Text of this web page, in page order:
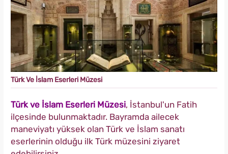
Türk Ve İslam Eserleri Müzesi
Türk ve İslam Eserleri Müzesi, İstanbul'un Fatih
ilçesinde bulunmaktadır. Bayramda ailecek
maneviyatı yüksek olan Türk ve İslam sanatı
eserlerinin olduğu ilk Türk müzesini ziyaret